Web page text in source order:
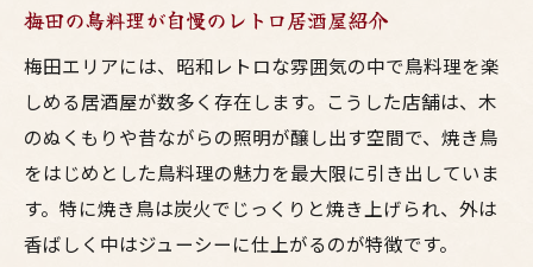
梅田の鳥料理が自慢のレトロ居酒屋紹介
梅田エリアには、昭和レトロな雰囲気の中で鳥料理を楽
しめる居酒屋が数多く存在します。こうした店舗は、木
のぬくもりや昔ながらの照明が醸し出す空間で、焼き鳥
をはじめとした鳥料理の魅力を最大限に引き出していま
す。特に焼き鳥は炭火でじっくりと焼き上げられ、外は
香ばしく中はジューシーに仕上がるのが特徴です。